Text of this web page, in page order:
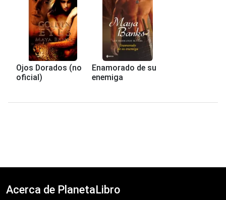
Ojos Dorados (no
oficial)
Enamorado de su
enemiga
Acerca de PlanetaLibro